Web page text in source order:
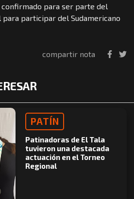
confirmado para ser parte del
para participar del Sudamericano
compartir nota
PATÍN
Patinadoras de El Tala
tuvieron una destacada
actuación en el Torneo
Regional